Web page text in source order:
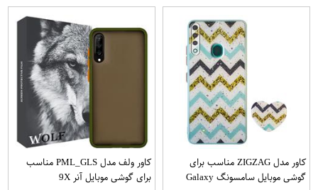
کاور مدل ZIGZAG مناسب برای
گوشی موبایل سامسونگ Galaxy
کاور ولف مدل PML_GLS مناسب
برای گوشی موبایل آنر 9X